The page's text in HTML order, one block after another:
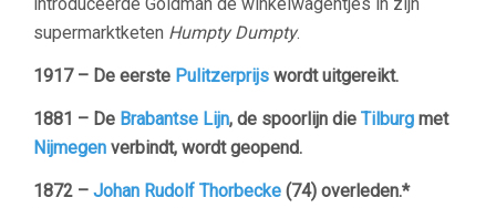
supermarktketen Humpty Dumpty.
1917 – De eerste Pulitzerprijs wordt uitgereikt.
1881 – De Brabantse Lijn, de spoorlijn die Tilburg met
Nijmegen verbindt, wordt geopend.
1872 – Johan Rudolf Thorbecke (74) overleden.*